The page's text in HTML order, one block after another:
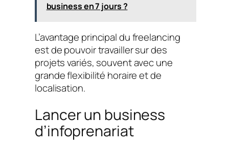
business en 7 jours ?
L’avantage principal du freelancing
est de pouvoir travailler sur des
projets variés, souvent avec une
grande flexibilité horaire et de
localisation.
Lancer un business
d’infoprenariat